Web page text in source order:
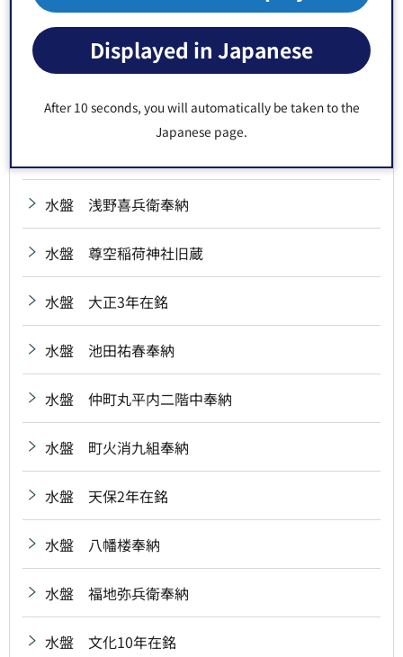
Displayed in Japanese
After 10 seconds, you will automatically be taken to the
Japanese page.
水盤 小倉藩宮本源兵衛興根奉納
水盤 昭和11年在銘
水盤 昭和14年在銘
水盤 浅野喜兵衛奉納
水盤 尊空稲荷神社旧蔵
水盤 大正3年在銘
水盤 池田祐春奉納
水盤 仲町丸平内二階中奉納
水盤 町火消九組奉納
水盤 天保2年在銘
水盤 八幡楼奉納
水盤 福地弥兵衛奉納
水盤 文化10年在銘